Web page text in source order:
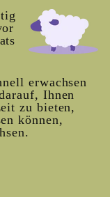
erwachsen
Ihnen
zu bieten,
können,